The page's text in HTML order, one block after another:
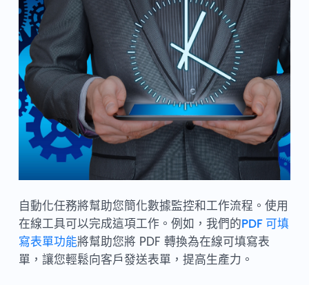
自動化任務將幫助您簡化數據監控和工作流程。使用
在線工具可以完成這項工作。例如，我們的PDF 可填
寫表單功能將幫助您將 PDF 轉換為在線可填寫表
單，讓您輕鬆向客戶發送表單，提高生產力。